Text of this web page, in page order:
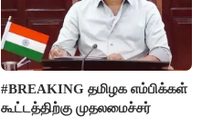
#BREAKING தமிழக எம்பிக்கள்
கூட்டத்திற்கு முதலமைச்சர்